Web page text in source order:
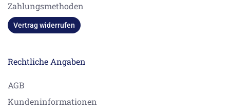
Zahlungsmethoden
Vertrag widerrufen
Rechtliche Angaben
AGB
Kundeninformationen